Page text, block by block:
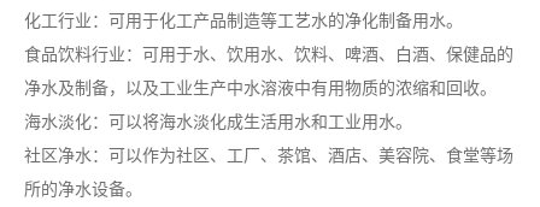
化工行业：可用于化工产品制造等工艺水的净化制备用水。
食品饮料行业：可用于水、饮用水、饮料、啤酒、白酒、保健品的
净水及制备，以及工业生产中水溶液中有用物质的浓缩和回收。
海水淡化：可以将海水淡化成生活用水和工业用水。
社区净水：可以作为社区、工厂、茶馆、酒店、美容院、食堂等场
所的净水设备。